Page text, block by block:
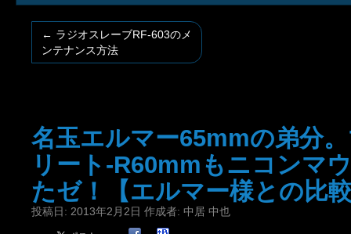
← ラジオスレーブRF-603のメ
ンテナンス方法
名玉エルマー65mmの弟分
リート-R60mmもニコンマ
たゼ！【エルマー様との比
投稿日: 2013年2月2日 作成者: 中居 中也